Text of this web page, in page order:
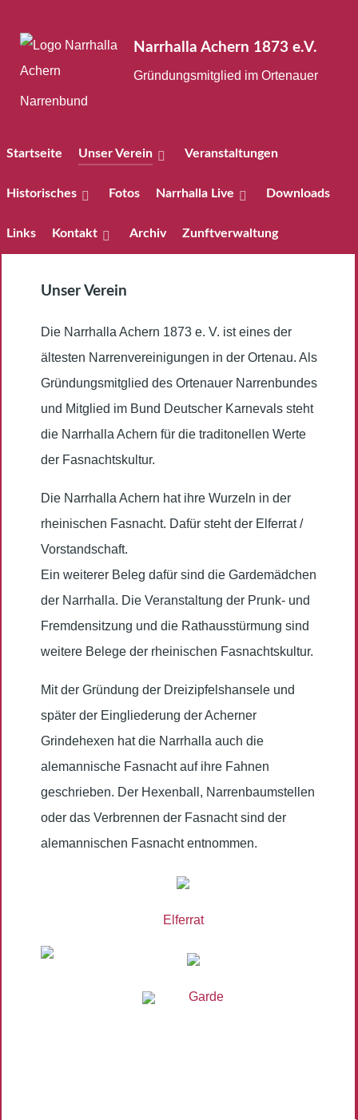
Narrhalla Achern 1873 e.V.
Gründungsmitglied im Ortenauer
Narrenbund
Startseite Unser Verein Veranstaltungen
Historisches Fotos Narrhalla Live Downloads
Links Kontakt Archiv Zunftverwaltung
Unser Verein
Die Narrhalla Achern 1873 e. V. ist eines der
ältesten Narrenvereinigungen in der Ortenau. Als
Gründungsmitglied des Ortenauer Narrenbundes
und Mitglied im Bund Deutscher Karnevals steht
die Narrhalla Achern für die traditonellen Werte
der Fasnachtskultur.
Die Narrhalla Achern hat ihre Wurzeln in der
rheinischen Fasnacht. Dafür steht der Elferrat /
Vorstandschaft.
Ein weiterer Beleg dafür sind die Gardemädchen
der Narrhalla. Die Veranstaltung der Prunk- und
Fremdensitzung und die Rathausstürmung sind
weitere Belege der rheinischen Fasnachtskultur.
Mit der Gründung der Dreizipfelshansele und
später der Eingliederung der Acherner
Grindehexen hat die Narrhalla auch die
alemannische Fasnacht auf ihre Fahnen
geschrieben. Der Hexenball, Narrenbaumstellen
oder das Verbrennen der Fasnacht sind der
alemannischen Fasnacht entnommen.
Elferrat
Garde